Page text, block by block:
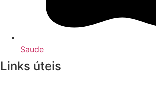
Saude
Links úteis